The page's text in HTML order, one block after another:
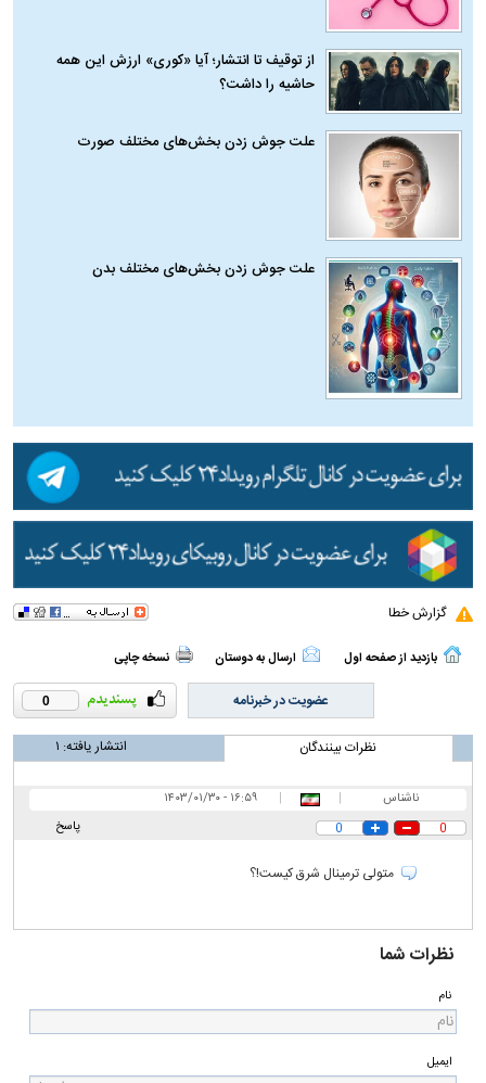
از توقیف تا انتشار؛ آیا «کوری» ارزش این همه
حاشیه را داشت؟
علت جوش زدن بخش‌های مختلف صورت
علت جوش زدن بخش‌های مختلف بدن
گزارش خطا
بازدید از صفحه اول ارسال به دوستان نسخه چاپی
0 عضویت در خبرنامه
نظرات بینندگان انتشار یافته: ۱
ناشناس |
|
۱۶:۵۹ - ۱۴۰۳/۰۱/۳۰
پاسخ
0
0
متولی ترمینال شرق کیست!؟
نظرات شما
نام
ایمیل